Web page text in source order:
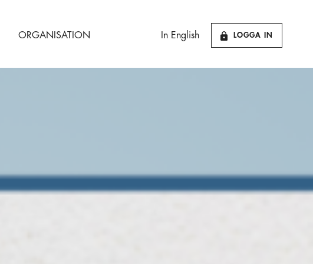
ORGANISATION In English LOGGA IN